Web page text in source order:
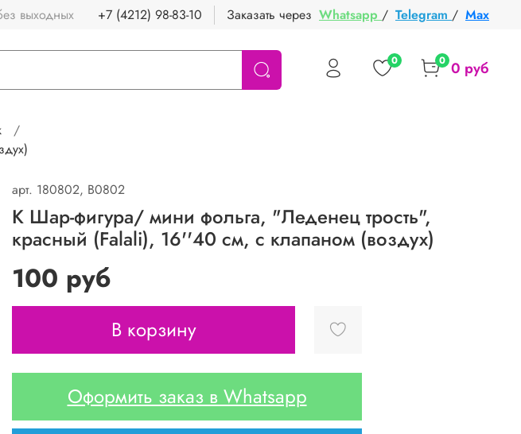
выходных +7 (4212) 98-83-10 Заказать через Whatsapp / Telegram / Max
0 0 0 руб
арт. 180802, B0802
К Шар-фигура/ мини фольга, "Леденец трость",
красный (Falali), 16''40 см, с клапаном (воздух)
100 руб
В корзину
Оформить заказ в Whatsapp